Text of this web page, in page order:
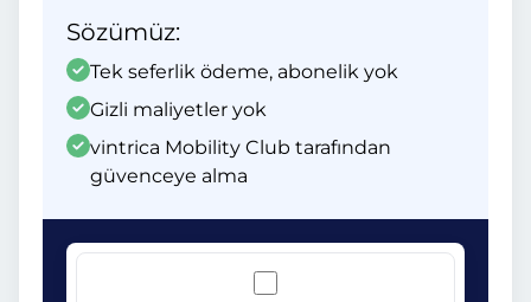
Sözümüz:
Tek seferlik ödeme, abonelik yok
Gizli maliyetler yok
vintrica Mobility Club tarafından
güvenceye alma